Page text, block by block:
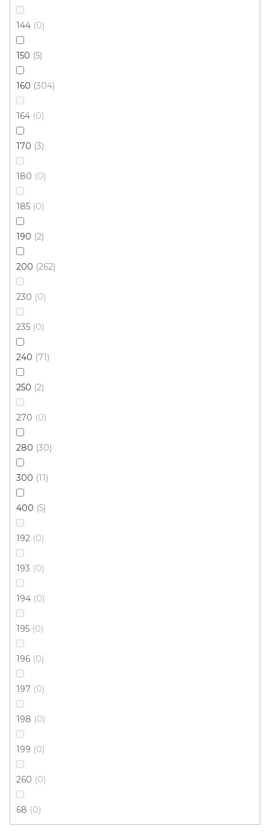
144 0
150 5
160 304
164 0
170 3
180 0
185 0
190 2
200 262
230 0
235 0
240 71
250 2
270 0
280 30
300 11
400 5
192 0
193 0
194 0
195 0
196 0
197 0
198 0
199 0
260 0
68 0
Kusový koberec Berfin ALFA NOVA 7202 brown
od
80x150 cm
Kusový koberec Berfin ALFA NOVA 7205 brown
od
80x150 cm